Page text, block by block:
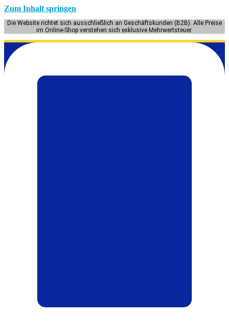
Zum Inhalt springen
Die Website richtet sich ausschließlich an Geschäftskunden (B2B). Alle Preise
im Online-Shop verstehen sich exklusive Mehrwertsteuer.